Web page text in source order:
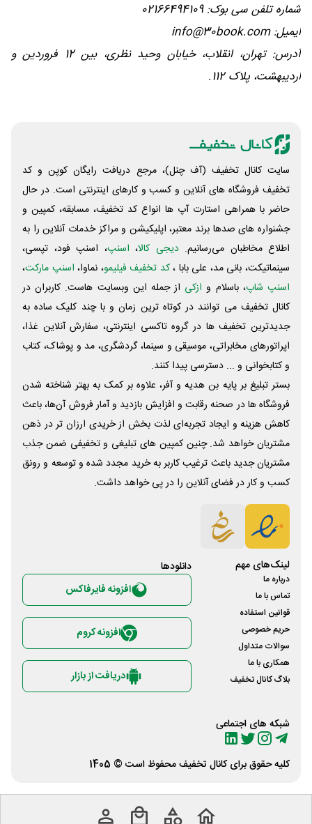
شماره تلفن سی بوک: 02166494109
ایمیل: info@30book.com
آدرس: تهران، انقلاب، خیابان وحید نظری، بین 12 فروردین و
اردیبهشت، پلاک 112.
سایت کانال تخفیف (آف چنل)، مرجع دریافت رایگان کوپن و کد
تخفیف فروشگاه های آنلاین و کسب و‌ کارهای اینترنتی است. در حال
حاضر با همراهی استارت آپ ها انواع کد تخفیف، مسابقه، کمپین و
جشنواره های صدها برند معتبر، اپلیکیشن و مراکز خدمات آنلاین را به
اطلاع مخاطبان می‌رسانیم. دیجی کالا، اسنپ، اسنپ فود، تپسی،
سینماتیکت، بانی مد، علی‌ بابا ،کد تخفیف فیلیمو، نماوا، اسنپ مارکت،
اسنپ شاپ، باسلام و ازکی از جمله این وبسایت ‌هاست. کاربران در
کانال تخفیف می توانند در کوتاه ترین زمان و با چند کلیک ساده به
جدیدترین تخفیف ها در گروه تاکسی اینترنتی، سفارش آنلاین غذا،
اپراتورهای مخابراتی، موسیقی و سینما، گردشگری، مد و پوشاک، کتاب
و کتابخوانی و ... دسترسی پیدا کنند.
بستر تبلیغ بر پایه بن هدیه و آفر، علاوه بر کمک به بهتر شناخته شدن
فروشگاه ها در صحنه رقابت و افزایش بازدید و آمار فروش آن‌ها، باعث
کاهش هزینه و ایجاد تجربه‌ای لذت بخش از خریدی ارزان تر در ذهن
مشتریان خواهد شد. چنین کمپین های تبلیغی و تخفیفی ضمن جذب
مشتریان جدید باعث ترغیب کاربر به خرید مجدد شده و توسعه و رونق
کسب و کار در فضای آنلاین را در پی خواهد داشت.
لینک‌های مهم
درباره ما
تماس با ما
قوانین استفاده
حریم خصوصی
سوالات متداول
همکاری با ما
بلاگ کانال تخفیف
شبکه های اجتماعی
دانلود‌ها
افزونه فایرفاکس
افزونه کروم
دریافت از بازار
کلیه حقوق برای کانال تخفیفمحفوظ است © 1405